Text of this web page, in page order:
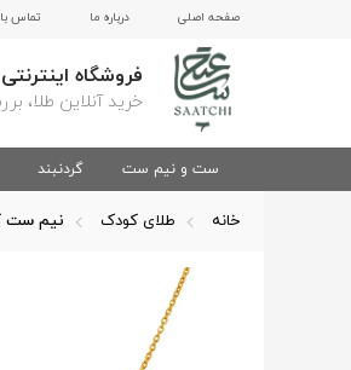
صفحه اصلی درباره ما تماس
فروشگاه
خرید آنلاین طلا،
ست و نیم ست گردنبند
خانه طلای کودک نیم ست